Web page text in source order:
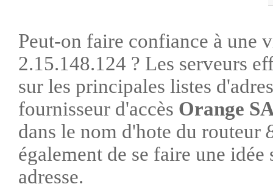
Peut-on faire confiance à une
2.15.148.124 ? Les serveurs
sur les principales listes
fournisseur d'accès Orange
dans le nom d'hote du routeur
également de se faire une
adresse.